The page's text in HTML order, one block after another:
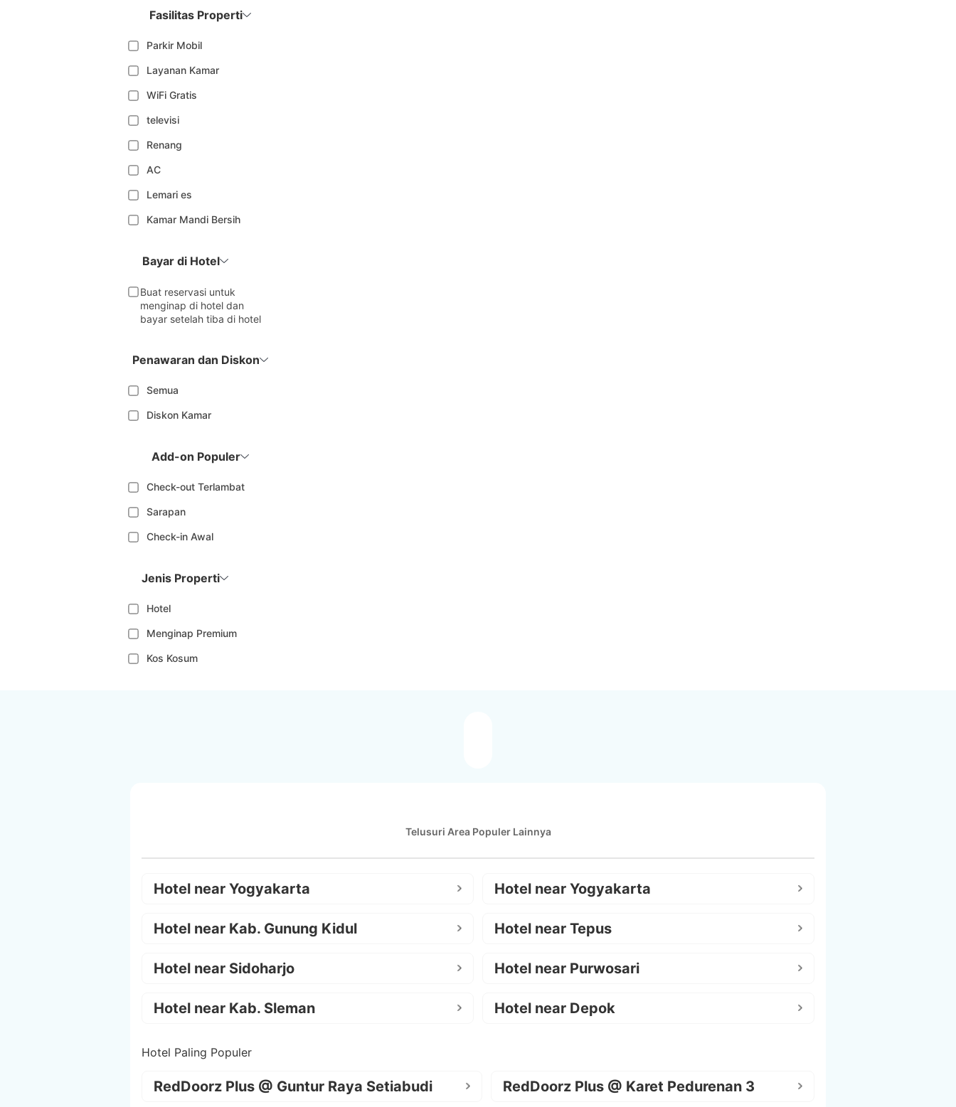
Fasilitas Properti
Parkir Mobil
Layanan Kamar
WiFi Gratis
televisi
Renang
AC
Lemari es
Kamar Mandi Bersih
Bayar di Hotel
Buat reservasi untuk
menginap di hotel dan
bayar setelah tiba di hotel
Penawaran dan Diskon
Semua
Diskon Kamar
Add-on Populer
Check-out Terlambat
Sarapan
Check-in Awal
Jenis Properti
Hotel
Menginap Premium
Kos Kosum
Telusuri Area Populer Lainnya
Hotel near Yogyakarta Hotel near Yogyakarta
Hotel near Kab. Gunung Kidul Hotel near Tepus
Hotel near Sidoharjo Hotel near Purwosari
Hotel near Kab. Sleman Hotel near Depok
Hotel Paling Populer
RedDoorz Plus @ Guntur Raya Setiabudi RedDoorz Plus @ Karet Pedurenan 3